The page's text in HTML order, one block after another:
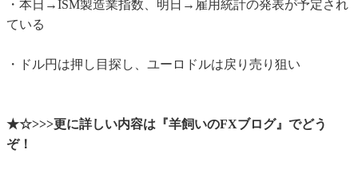
・本日→ISM製造業指数、明日→雇用統計の発表が予定され
ている
・ドル円は押し目探し、ユーロドルは戻り売り狙い
★☆>>>更に詳しい内容は『羊飼いのFXブログ』でどう
ぞ！